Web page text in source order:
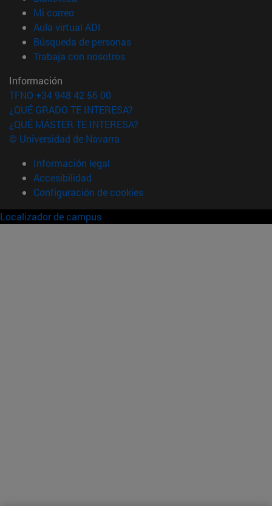
Mi correo(abre en nueva ventana)
Aula virtual ADI
Búsqueda de personas(abre en nueva ventana)
Trabaja con nosotros(abre en nueva ventana)
Información
TFNO +34 948 42 56 00
¿QUÉ GRADO TE INTERESA?
¿QUÉ MÁSTER TE INTERESA?
© Universidad de Navarra
Información legal
Accesibilidad
Configuración de cookies
Localizador de campus